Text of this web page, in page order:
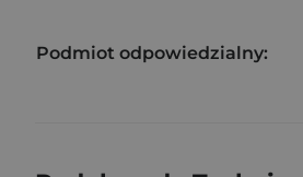
Podmiot odpowiedzialny: